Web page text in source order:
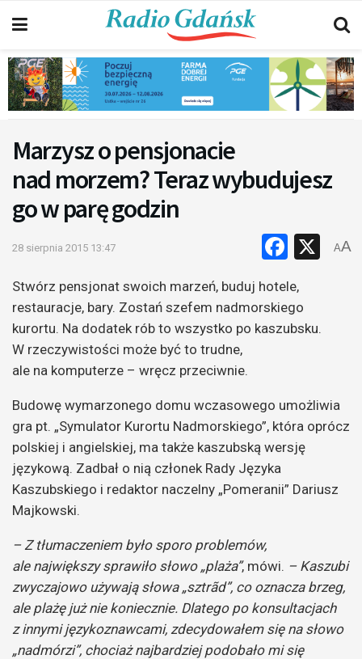
Marzysz o pensjonacie
nad morzem? Teraz wybudujesz
go w parę godzin
28 sierpnia 2015 13:47 X
AA
Stwórz pensjonat swoich marzeń, buduj hotele,
restauracje, bary. Zostań szefem nadmorskiego
kurortu. Na dodatek rób to wszystko po kaszubsku.
W rzeczywistości może być to trudne,
ale na komputerze – wręcz przeciwnie.
Budowę wymarzonego domu wczasowego umożliwia
gra pt. „Symulator Kurortu Nadmorskiego”, która oprócz
polskiej i angielskiej, ma także kaszubską wersję
językową. Zadbał o nią członek Rady Języka
Kaszubskiego i redaktor naczelny „Pomeranii” Dariusz
Majkowski.
– Z tłumaczeniem było sporo problemów,
ale największy sprawiło słowo „plaża”, mówi. – Kaszubi
zwyczajowo używają słowa „sztrãd”, co oznacza brzeg,
ale plażę już nie koniecznie. Dlatego po konsultacjach
z innymi językoznawcami, zdecydowałem się na słowo
„nadmórzi”, chociaż najbardziej podobało mi się